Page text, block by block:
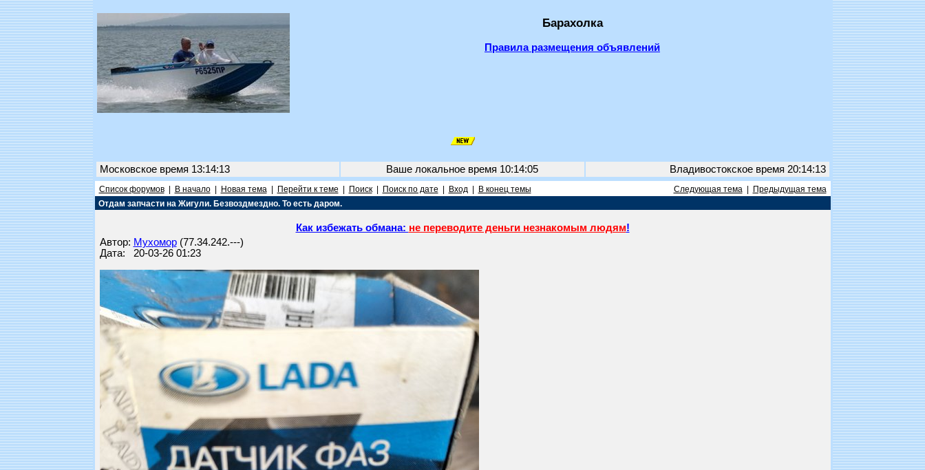
Барахолка
Правила размещения объявлений
Московское время 13:14:13 Ваше локальное время 10:14:05 Владивостокское время 20:14:13
Список форумов| В начало| Новая тема| Перейти к теме Поиск| Поиск по дате Вход| В конец темы Следующая тема|
Предыдущая тема
Отдам запчасти на Жигули. Безвоздмездно. То есть даром.
Как избежать обмана: не переводите деньги незнакомым людям!
Автор: Мухомор(77.34.242.---)
Дата: 20-03-26 01:23